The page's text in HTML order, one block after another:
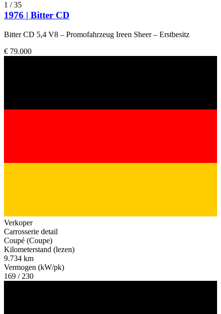
1 /35
1976 | Bitter CD
Bitter CD 5,4 V8 – Promofahrzeug Ireen Sheer – Erstbesitz
€ 79.000
Verkoper
Carrosserie detail
Coupé (Coupe)
Kilometerstand (lezen)
9.734 km
Vermogen (kW/pk)
169 / 230